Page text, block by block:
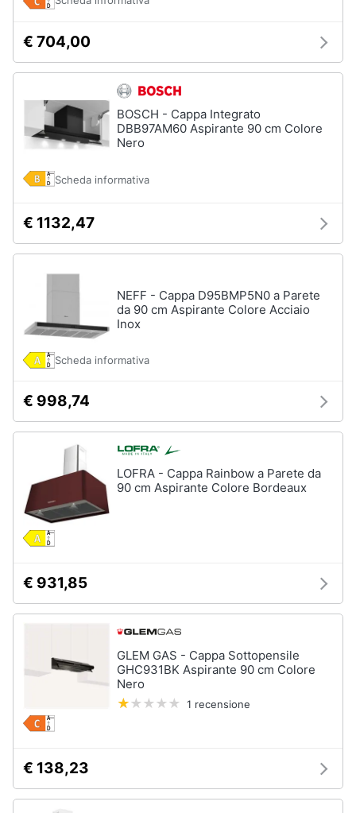
elettrodomestici
Termoventilatore
Condizionatori
Caminetto
Vedi
tutti
Elettrodomestici
Abbattitore
Macchine
cucire
Friggitrice
professionale
Vedi
tutti
offerta
Frigoriferi
Lavatrici
Asciugatrice
Microonde
offerta
€ 704,00
BOSCH - Cappa Integrato
DBB97AM60 Aspirante 90 cm Colore
Nero
Scheda informativa
€ 1132,47
NEFF - Cappa D95BMP5N0 a Parete
da 90 cm Aspirante Colore Acciaio
Inox
Scheda informativa
€ 998,74
LOFRA - Cappa Rainbow a Parete da
90 cm Aspirante Colore Bordeaux
€ 931,85
GLEM GAS - Cappa Sottopensile
GHC931BK Aspirante 90 cm Colore
Nero
1 recensione
€ 138,23